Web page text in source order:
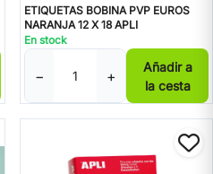
ETIQUETAS BOBINA PVP EUROS
NARANJA 12 X 18 APLI
En stock
− +
Añadir a
la cesta